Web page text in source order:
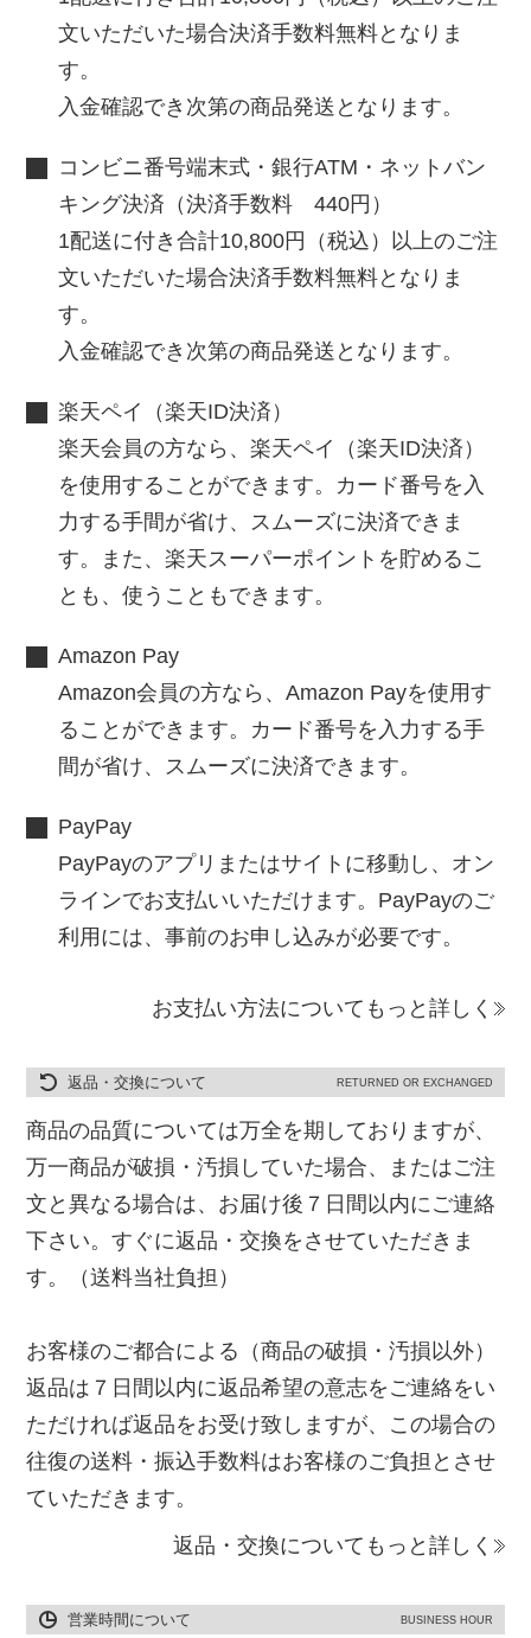
文いただいた場合決済手数料無料となりま
す。
入金確認でき次第の商品発送となります。
コンビニ番号端末式・銀行ATM・ネットバン
キング決済（決済手数料 440円）
1配送に付き合計10,800円（税込）以上のご注
文いただいた場合決済手数料無料となりま
す。
入金確認でき次第の商品発送となります。
楽天ペイ（楽天ID決済）
楽天会員の方なら、楽天ペイ（楽天ID決済）
を使用することができます。カード番号を入
力する手間が省け、スムーズに決済できま
す。また、楽天スーパーポイントを貯めるこ
とも、使うこともできます。
Amazon Pay
Amazon会員の方なら、Amazon Payを使用す
ることができます。カード番号を入力する手
間が省け、スムーズに決済できます。
PayPay
PayPayのアプリまたはサイトに移動し、オン
ラインでお支払いいただけます。PayPayのご
利用には、事前のお申し込みが必要です。
お支払い方法についてもっと詳しく
返品・交換について RETURNED OR EXCHANGED
商品の品質については万全を期しておりますが、
万一商品が破損・汚損していた場合、またはご注
文と異なる場合は、お届け後７日間以内にご連絡
下さい。すぐに返品・交換をさせていただきま
す。（送料当社負担）
お客様のご都合による（商品の破損・汚損以外）
返品は７日間以内に返品希望の意志をご連絡をい
ただければ返品をお受け致しますが、この場合の
往復の送料・振込手数料はお客様のご負担とさせ
ていただきます。
返品・交換についてもっと詳しく
営業時間について BUSINESS HOUR